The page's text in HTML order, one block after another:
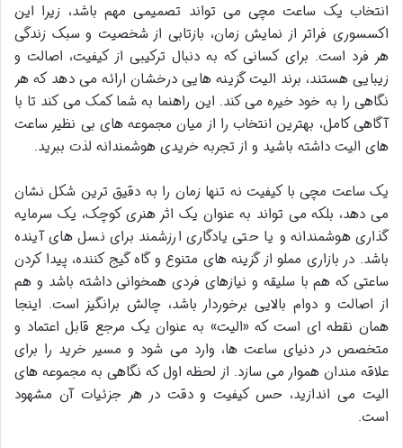
انتخاب یک ساعت مچی می تواند تصمیمی مهم باشد، زیرا این
اکسسوری فراتر از نمایش زمان، بازتابی از شخصیت و سبک زندگی
هر فرد است. برای کسانی که به دنبال ترکیبی از کیفیت، اصالت و
زیبایی هستند، برند الیت گزینه هایی درخشان ارائه می دهد که هر
نگاهی را به خود خیره می کند. این راهنما به شما کمک می کند تا با
آگاهی کامل، بهترین انتخاب را از میان مجموعه های بی نظیر ساعت
های الیت داشته باشید و از تجربه خریدی هوشمندانه لذت ببرید.
یک ساعت مچی با کیفیت نه تنها زمان را به دقیق ترین شکل نشان
می دهد، بلکه می تواند به عنوان یک اثر هنری کوچک، یک سرمایه
گذاری هوشمندانه و یا حتی یادگاری ارزشمند برای نسل های آینده
باشد. در بازاری مملو از گزینه های متنوع و گاه گیج کننده، پیدا کردن
ساعتی که هم با سلیقه و نیازهای فردی همخوانی داشته باشد و هم
از اصالت و دوام بالایی برخوردار باشد، چالش برانگیز است. اینجا
همان نقطه ای است که «الیت» به عنوان یک مرجع قابل اعتماد و
متخصص در دنیای ساعت ها، وارد می شود و مسیر خرید را برای
علاقه مندان هموار می سازد. از لحظه اول که نگاهی به مجموعه های
الیت می اندازید، حس کیفیت و دقت در هر جزئیات آن مشهود
است.